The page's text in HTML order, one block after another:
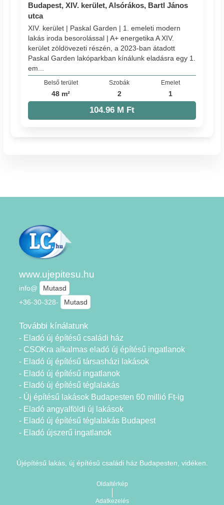
Budapest, XIV. kerület, Alsórákos, Bartl János
utca
XIV. kerület | Paskal Garden | 1. emeleti modern
lakás iroda besorolással | A+ energetika A XIV.
kerület zöldövezeti részén, a 2023-ban átadott
Paskal Garden lakóparkban kínálunk eladásra egy 1.
em...
Belső terület
48 m²
Szobák
2
Emelet
1
104.96 M Ft
www.ujepitesu.hu
info@
Mutasd
+36-30-328-
Mutasd
További kínálatunk
- Eladó új építésű családi ház
- CSOKra alkalmas eladó új építésű ingatlanok
- Eladó új építésű társasházi lakások
- Eladó új építésű ingatlanok
- Eladó új építésű téglalakás
- Új építésű lakások Budapesten 60 millió Ft-ig
- Eladó angyalföldi új lakások
- Eladó új építésű téglalakás Budapest
- Eladó újszerű ingatlanok
Újépítésű lakás, új építésű családi ház Budapesten, vidéken.
Oldaltérkép
Adatkezelés